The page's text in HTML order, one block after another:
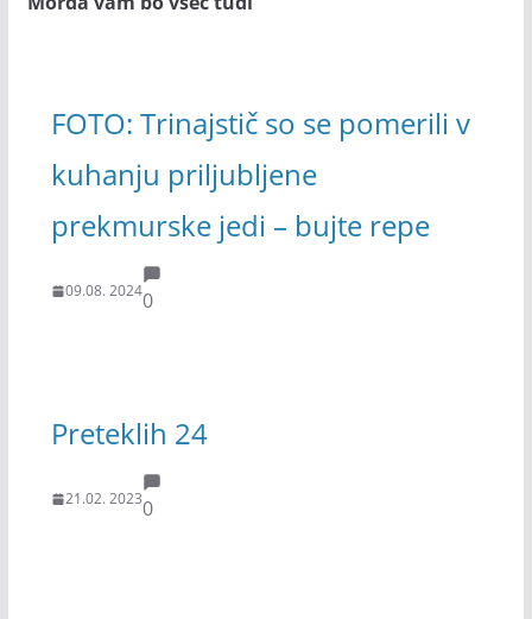
FOTO: Trinajstič so se pomerili v
kuhanju priljubljene
prekmurske jedi – bujte repe
09.08. 20240
Preteklih 24
21.02. 20230